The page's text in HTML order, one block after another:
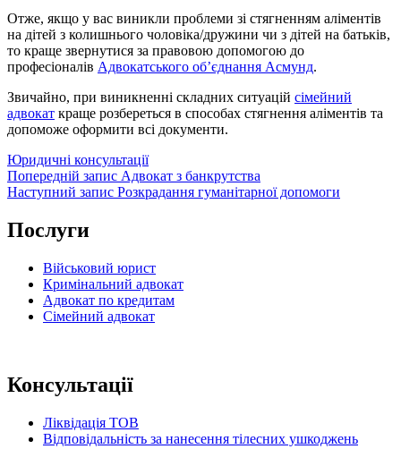
Отже, якщо у вас виникли проблеми зі стягненням аліментів
на дітей з колишнього чоловіка/дружини чи з дітей на батьків,
то краще звернутися за правовою допомогою до
професіоналів Адвокатського об’єднання Асмунд.
Звичайно, при виникненні складних ситуацій сімейний
адвокат краще розбереться в способах стягнення аліментів та
допоможе оформити всі документи.
Категорії
Юридичні консультації
Навігація
записів
Попередній
запис
Попередній запис Адвокат з банкрутства
Наступний
Наступний запис Розкрадання гуманітарної допомоги
Послуги
Військовий юрист
Кримінальний адвокат
Адвокат по кредитам
Сімейний адвокат
Консультації
Ліквідація ТОВ
Відповідальність за нанесення тілесних ушкоджень